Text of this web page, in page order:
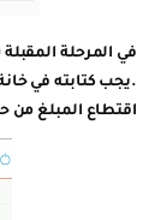
في المرحلة
.يجب كتابته في
اقتطاع المبلغ